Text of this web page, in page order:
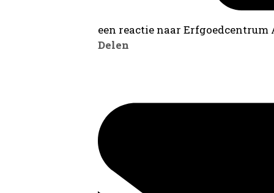
een reactie naar
Delen